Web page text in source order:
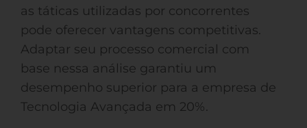
as táticas utilizadas por concorrentes
pode oferecer vantagens competitivas.
Adaptar seu processo comercial com
base nessa análise garantiu um
desempenho superior para a empresa de
Tecnologia Avançada em 20%.